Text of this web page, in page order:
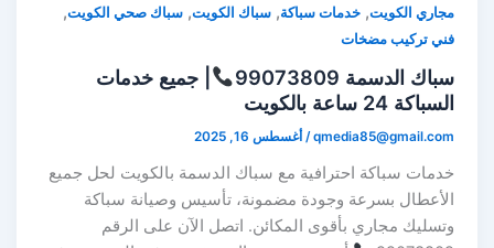
مجاري الكويت,خدمات سباكة,سباك الكويت,سباك صحي الكويت,
فني تركيب مضخات
سباك الدسمة 99073809
| جميع خدمات
السباكة 24 ساعة بالكويت
qmedia85@gmail.com
/أغسطس 16, 2025
خدمات سباكة احترافية مع سباك الدسمة بالكويت لحل جميع
الأعطال بسرعة وجودة مضمونة، تأسيس وصيانة سباكة
وتسليك مجاري بأقوى المكائن. اتصل الآن على الرقم